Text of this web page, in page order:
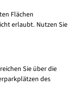
Flächen
erlaubt. Nutzen Sie
Sie über die
des